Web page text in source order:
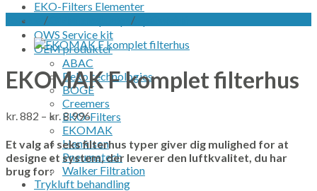
EKO-Filters Elementer
EKO Vakuumpumpeseparatorer
OWS Service kit
OEM produkter
ABAC
Beko technologies
BOGE
Creemers
EKO-Filters
EKOMAK
Hankison
Pneumatech
Walker Filtration
Trykluft behandling
Forside / /
EKOMAK F komplet filterhus
kr.882 – kr.8.996
Et valg af seks filterhus typer giver dig mulighed for at
designe et system, der leverer den luftkvalitet, du har
brug for: